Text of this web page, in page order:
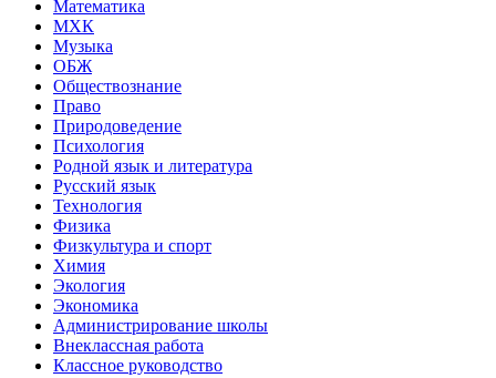
Математика
МХК
Музыка
ОБЖ
Обществознание
Право
Природоведение
Психология
Родной язык и литература
Русский язык
Технология
Физика
Физкультура и спорт
Химия
Экология
Экономика
Администрирование школы
Внеклассная работа
Классное руководство